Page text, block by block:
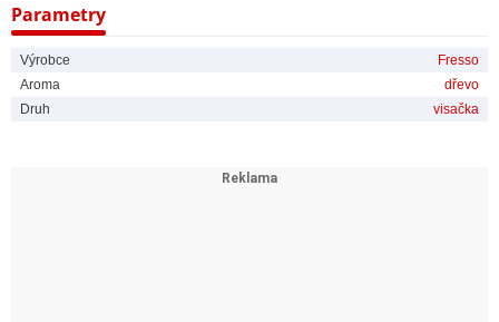
- Sofistikovaná kompozice vůně – koření, bylinky, levandule a exotické
- Designový doplněk – i po vyprchání vůně zůstává stylovým prvkem
auta.
Parametry
Výrobce
Fresso
Aroma
dřevo
Druh
visačka